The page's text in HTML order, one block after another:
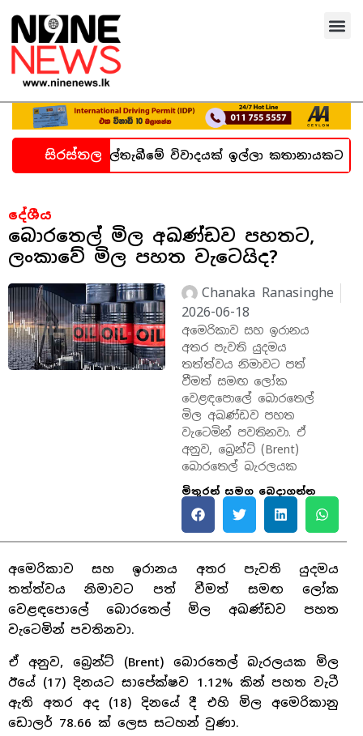
සිරස්තල
හදිසි කල්තැබීමේ විවාදයක් ඉල්ලා කතානායකට ලිපියක්
දේශීය
බොරතෙල් මිල අඛණ්ඩව පහතට,
ලංකාවේ මිල පහත වැටෙයිද?
Chanaka Ranasinghe
2026-06-18
අමෙරිකාව සහ ඉරානය
අතර පැවති යුදමය
තත්ත්වය නිමාවට පත්
වීමත් සමඟ ලෝක
වෙළඳපොලේ බොරතෙල්
මිල අඛණ්ඩව පහත
වැටෙමින් පවතිනවා. ඒ
අනුව, බ්‍රෙන්ට් (Brent)
බොරතෙල් බැරලයක
මිතුරන් සමග බෙදාගන්න
අමෙරිකාව සහ ඉරානය අතර පැවති යුදමය
තත්ත්වය නිමාවට පත් වීමත් සමඟ ලෝක
වෙළඳපොලේ බොරතෙල් මිල අඛණ්ඩව පහත
වැටෙමින් පවතිනවා.
ඒ අනුව, බ්‍රෙන්ට් (Brent) බොරතෙල් බැරලයක මිල
ඊයේ (17) දිනයට සාපේක්ෂව 1.12% කින් පහත වැටී
ඇති අතර අද (18) දිනයේ දී එහි මිල අමෙරිකානු
ඩොලර් 78.66 ක් ලෙස සටහන් වුණා.